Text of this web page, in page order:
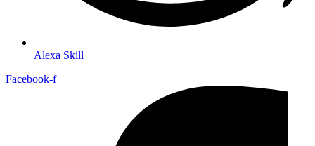
Alexa Skill
Facebook-f